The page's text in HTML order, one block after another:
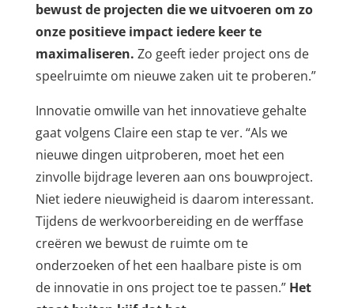
bewust de projecten die we uitvoeren om zo
onze positieve impact iedere keer te
maximaliseren. Zo geeft ieder project ons de
speelruimte om nieuwe zaken uit te proberen.”
Innovatie omwille van het innovatieve gehalte
gaat volgens Claire een stap te ver. “Als we
nieuwe dingen uitproberen, moet het een
zinvolle bijdrage leveren aan ons bouwproject.
Niet iedere nieuwigheid is daarom interessant.
Tijdens de werkvoorbereiding en de werffase
creëren we bewust de ruimte om te
onderzoeken of het een haalbare piste is om
de innovatie in ons project toe te passen.” Het